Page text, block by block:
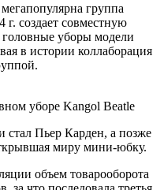
группа
г. создает совместную
уборы модели
в истории коллаборация
уборе Kangol Beatle
стал Пьер Карден, а позже
миру мини-юбку.
объем товарооборота